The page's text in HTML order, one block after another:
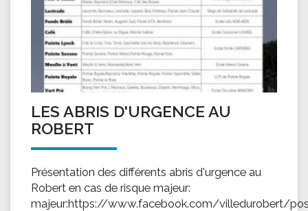
LES ABRIS D'URGENCE AU
ROBERT
Présentation des différents abris d'urgence au
Robert en cas de risque majeur:
majeur:https://www.facebook.com/villedurobert/